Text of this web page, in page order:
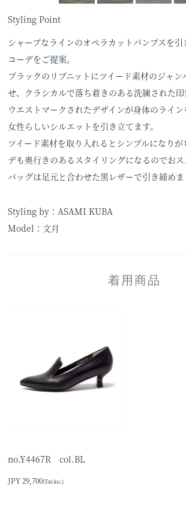
Styling Point
シャープなラインのオペラカットパンプスを
コーデをご提案。
ブラックのリブニットにツイード素材のジャン
せ、クラシカルで落ち着きのある洗練された印
ウエストマークされたデザインが身体のライン
女性らしいシルエットを引き立てます。
ツイード素材を取り入れるとシンプルになり
デも奥行きのあるスタイリングになるのでおス
バッグは足元と合わせた黒レザーで引き締めま
Styling by：ASAMI KUBA
Model：文月
着用商品
no.Y4467R col.BL
JPY 29,700(Tax inc.)